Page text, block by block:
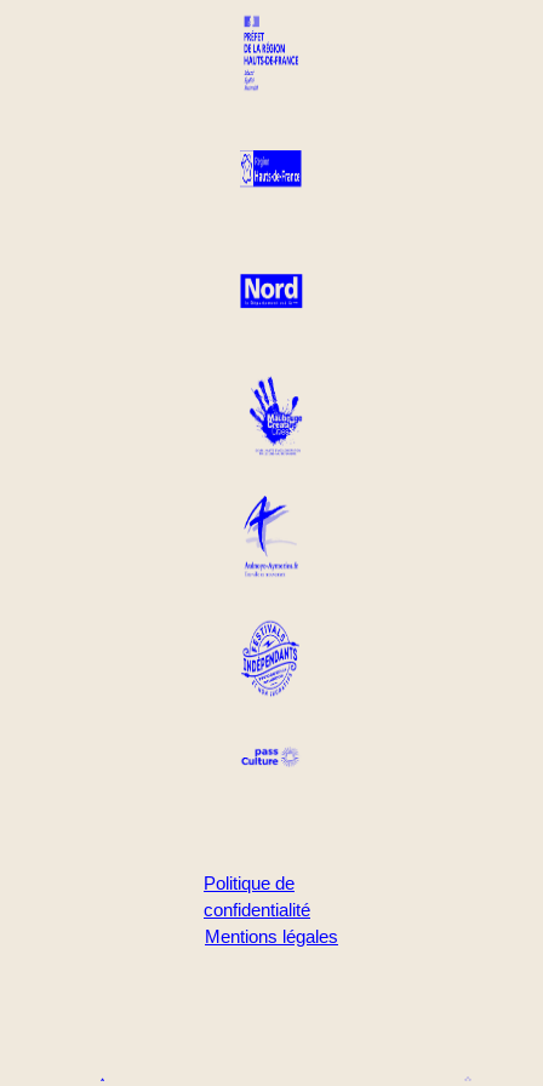
Politique de
confidentialité
Mentions légales